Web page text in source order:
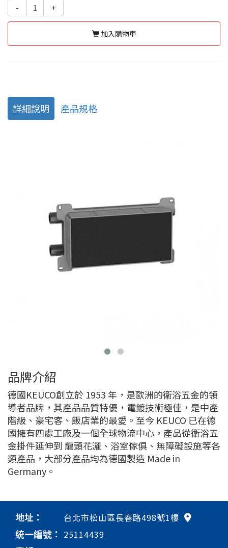
- +
加入購物車
詳細說明 產品規格
品牌介紹
德國KEUCO創立於 1953 年，是歐洲的衛浴五金的領
導者品牌，其產品品質特優，電鍍技術極佳，是中產
階級、豪宅客、飯店業的最愛。至今 KEUCO 已在德
國擁有四處工廠及一個全球物流中心，產品從衛浴五
金掛件延伸到 龍頭花灑、浴室傢俱、無障礙設施等各
類產品，大部分產品均為德國製造 Made in
Germany。
地址： 台北市松山區長春路498號1樓
統一編號： 25114439